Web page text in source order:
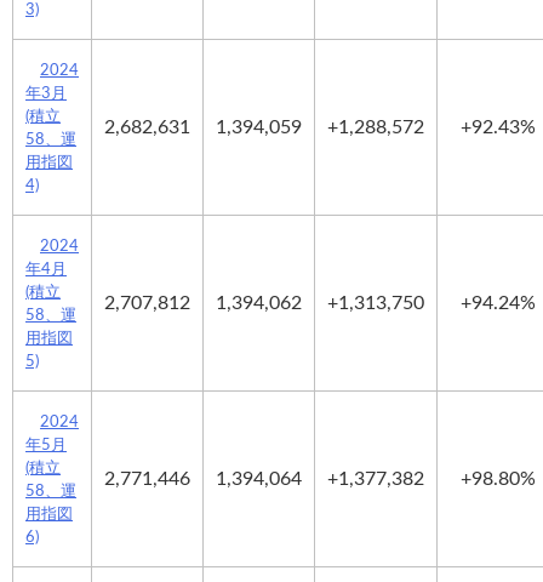
3)
2024
年3月
(積立
58、運
用指図
4)
2,682,631 1,394,059 +1,288,572 +92.43%
2024
年4月
(積立
58、運
用指図
5)
2,707,812 1,394,062 +1,313,750 +94.24%
2024
年5月
(積立
58、運
用指図
6)
2,771,446 1,394,064 +1,377,382 +98.80%